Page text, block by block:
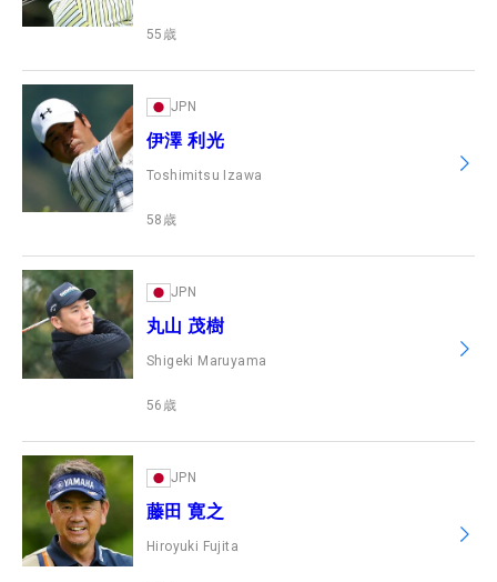
55 歳
JPN
伊澤 利光
Toshimitsu Izawa
58 歳
JPN
丸山 茂樹
Shigeki Maruyama
56 歳
JPN
藤田 寛之
Hiroyuki Fujita